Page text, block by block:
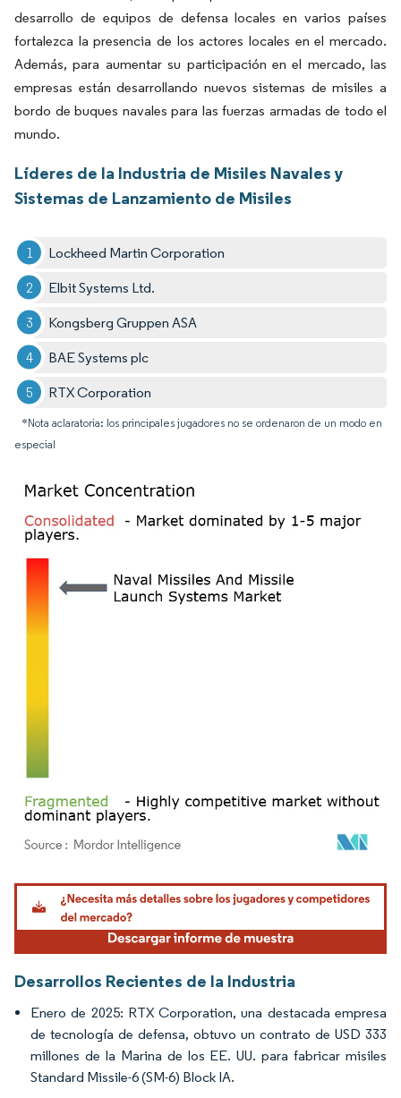
desarrollo de equipos de defensa locales en varios países
fortalezca la presencia de los actores locales en el mercado.
Además, para aumentar su participación en el mercado, las
empresas están desarrollando nuevos sistemas de misiles a
bordo de buques navales para las fuerzas armadas de todo el
mundo.
Líderes de la Industria de Misiles Navales y
Sistemas de Lanzamiento de Misiles
Lockheed Martin Corporation
Elbit Systems Ltd.
Kongsberg Gruppen ASA
BAE Systems plc
RTX Corporation
*Nota aclaratoria: los principales jugadores no se ordenaron de un modo en
especial
Imagen © Mordor Intelligence. El uso requiere atribución según CC BY 4.0.
Desarrollos Recientes de la Industria
Enero de 2025: RTX Corporation, una destacada empresa
de tecnología de defensa, obtuvo un contrato de USD 333
millones de la Marina de los EE. UU. para fabricar misiles
Standard Missile-6 (SM-6) Block IA.